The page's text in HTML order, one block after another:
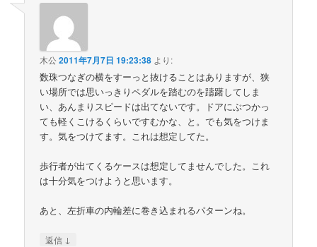
木公2011年7月7日 19:23:38 より:
数珠つなぎの横をすーっと抜けることはありますが、狭
い場所では思いっきりペダルを踏むのを躊躇してしま
い、あんまりスピードは出てないです。ドアにぶつかっ
ても軽くこけるくらいですむかな、と。でも気をつけま
す。気をつけてます。これは想定してた。
歩行者が出てくるケースは想定してませんでした。これ
は十分気をつけようと思います。
あと、左折車の内輪差に巻き込まれるパターンね。
返信 ↓